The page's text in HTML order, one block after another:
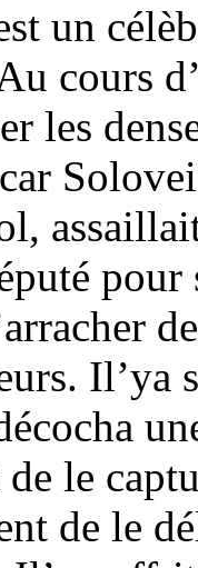
un
cours
les
de le
de le